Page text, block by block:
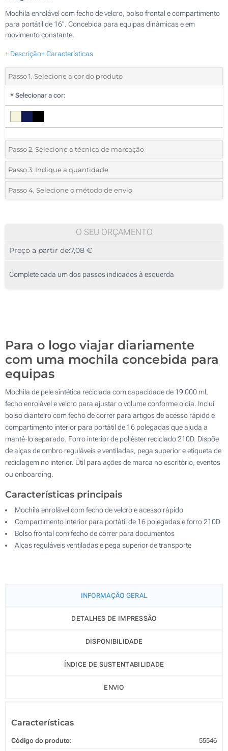
Mochila enrolável com fecho de velcro, bolso frontal e compartimento
para portátil de 16''. Concebida para equipas dinâmicas e em
movimento constante.
+ Descrição+ Características
Passo 1. Selecione a cor do produto
* Selecionar a cor:
Passo 2. Selecione a técnica de marcação
*Selecione o tipo de marcação e as cores do logotipo:
1 Cor (Na frente)
Passo 3. Indique a quantidade
*Quantidade mínima:5
10
25
Passo 4. Selecione o método de envio
O SEU ORÇAMENTO
Preço a partir de:7,08 €
Complete cada um dos passos indicados à esquerda
Para o logo viajar diariamente
com uma mochila concebida para
equipas
Mochila de pele sintética reciclada com capacidade de 19 000 ml,
fecho enrolável e velcro para ajustar o volume conforme o dia. Inclui
bolso dianteiro com fecho de correr para artigos de acesso rápido e
compartimento interior para portátil de 16 polegadas que ajuda a
mantê-lo separado. Forro interior de poliéster reciclado 210D. Dispõe
de alças de ombro reguláveis e ventiladas, pega superior e etiqueta de
reciclagem no interior. Útil para ações de marca no escritório, eventos
ou onboarding.
Características principais
Mochila enrolável com fecho de velcro e acesso rápido
Compartimento interior para portátil de 16 polegadas e forro 210D
Bolso frontal com fecho de correr para documentos
Alças reguláveis ventiladas e pega superior de transporte
INFORMAÇÃO GERAL
DETALHES DE IMPRESSÃO
DISPONIBILIDADE
ÍNDICE DE SUSTENTABILIDADE
ENVIO
Características
Código do produto: 55546